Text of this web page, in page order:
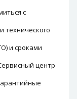
с
технического
и сроками
центр